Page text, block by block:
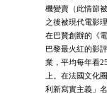
機變賣（此情節
之後被現代電影
在巴贊創辦的《
巴黎最火紅的影
業，平均每年看
上。在法國文化
利新寫實主義」